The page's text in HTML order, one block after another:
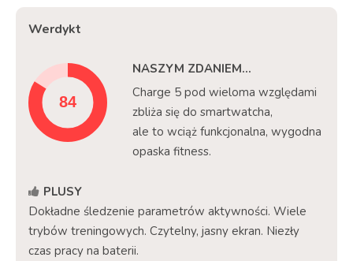
Werdykt
NASZYM ZDANIEM...
Charge 5 pod wieloma względami
zbliża się do smartwatcha,
ale to wciąż funkcjonalna, wygodna
opaska fitness.
PLUSY
Dokładne śledzenie parametrów aktywności. Wiele
trybów treningowych. Czytelny, jasny ekran. Niezły
czas pracy na baterii.